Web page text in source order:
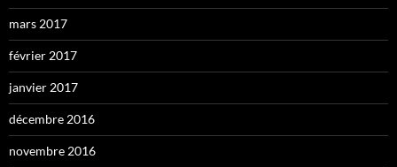
mars 2017
février 2017
janvier 2017
décembre 2016
novembre 2016